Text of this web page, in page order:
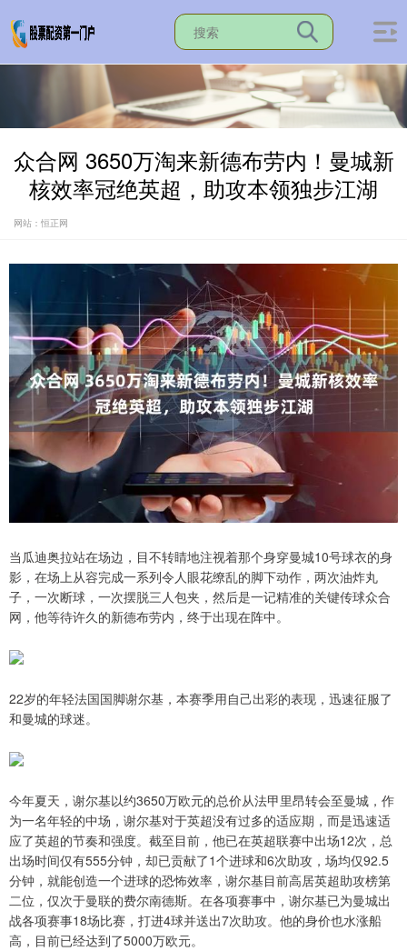
众合网 3650万淘来新德布劳内！曼城新
核效率冠绝英超，助攻本领独步江湖
网站：恒正网
当瓜迪奥拉站在场边，目不转睛地注视着那个身穿曼城10号球衣的身
影，在场上从容完成一系列令人眼花缭乱的脚下动作，两次油炸丸
子，一次断球，一次摆脱三人包夹，然后是一记精准的关键传球众合
网，他等待许久的新德布劳内，终于出现在阵中。
22岁的年轻法国国脚谢尔基，本赛季用自己出彩的表现，迅速征服了
和曼城的球迷。
今年夏天，谢尔基以约3650万欧元的总价从法甲里昂转会至曼城，作
为一名年轻的中场，谢尔基对于英超没有过多的适应期，而是迅速适
应了英超的节奏和强度。截至目前，他已在英超联赛中出场12次，总
出场时间仅有555分钟，却已贡献了1个进球和6次助攻，场均仅92.5
分钟，就能创造一个进球的恐怖效率，谢尔基目前高居英超助攻榜第
二位，仅次于曼联的费尔南德斯。在各项赛事中，谢尔基已为曼城出
战各项赛事18场比赛，打进4球并送出7次助攻。他的身价也水涨船
高，目前已经达到了5000万欧元。